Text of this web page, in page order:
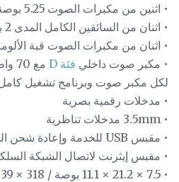
• اثنين من مكبرات الصوت 5.25 بوصة
• اثنان من السائقين الكامل المدى 2 بوصة على الجانب
• اثنان من مكبرات الصوت قبة الألومنيوم
• مكبر صوت داخلي فئة D
لكل مكبر صوت وبرنامج تشغيل
• مدخلات رقمية بصرية
• 3.5mm مدخلات تناظرية
• مقبس USB للخدمة وإعادة شحن الجهاز المحمول
• مقبس إيثرنت لاتصال الشبكة
• 7.5 × 21.2 × 11.1 بوصة / 318 × 539 × 185 ملم